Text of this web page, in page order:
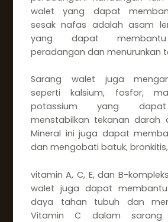
walet yang dapat
sesak nafas adalah asam
yang dapat membantu
peradangan dan menurunkan
Sarang walet juga
seperti kalsium, fosfor,
potassium yang
menstabilkan tekanan darah
Mineral ini juga dapat
dan mengobati batuk,
vitamin A, C, E, dan B-
walet juga dapat membantu
daya tahan tubuh dan
Vitamin C dalam